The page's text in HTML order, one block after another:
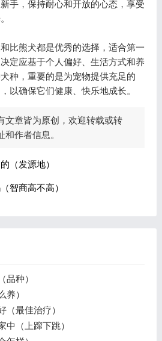
手，保持耐心和开放的心态，享受
熊犬都是优秀的选择，适合第一
定应基于个人偏好、生活方式和养
种，重要的是为宠物提供充足的
以确保它们健康、快乐地成长。
文章皆为原创，欢迎转载或转
作者信息。
（发源地）
智商高不高）
品种）
养）
（最佳治疗）
中（上蹿下跳）